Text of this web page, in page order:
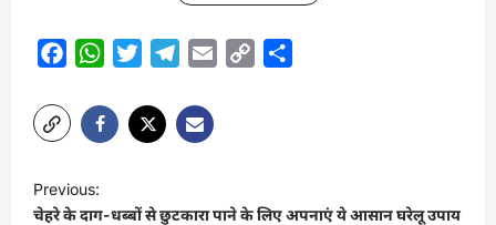
FacebookWhatsAppTwitterTelegram
Email
Copy
o
Previous:
चेहरे के दाग-धब्बों से छुटकारा पाने के लिए अपनाएं ये आसान घरेलू उपाय